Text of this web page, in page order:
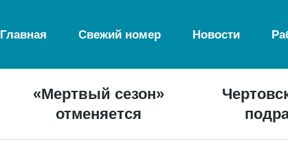
Главная Свежий номер Новости
«Мертвый сезон»
отменяется